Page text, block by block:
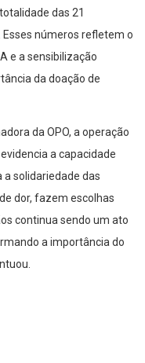
das 21
números refletem o
e a sensibilização
da doação de
da OPO, a operação
a capacidade
a solidariedade das
dor, fazem escolhas
continua sendo um ato
a importância do